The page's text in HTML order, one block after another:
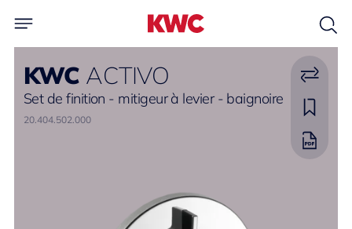
KWC ACTIVO
Set de finition - mitigeur à levier - baignoire
20.404.502.000